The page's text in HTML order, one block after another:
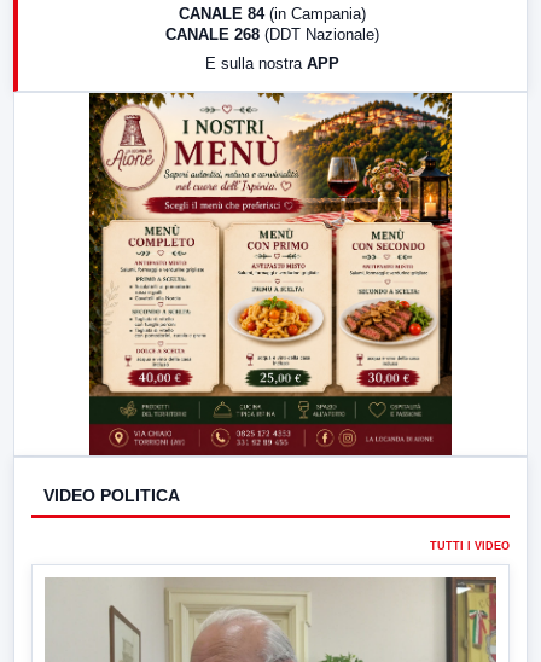
LabNews (replica)
CANALE 84 (in Campania)
CANALE 268 (DDT Nazionale)
E sulla nostra APP
VIDEO POLITICA
TUTTI I VIDEO